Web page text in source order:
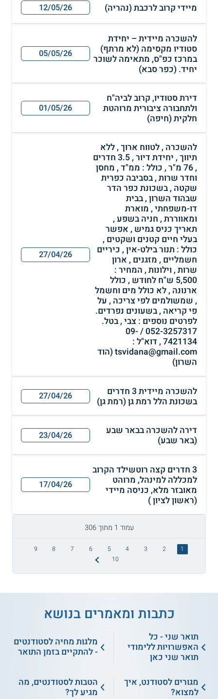
מיידי קרוב לרכבת (נהריה) 12/05/26
להשכרה מיידית – יחידת
סטודיו מקסימה (לא מרתף)
במרכז כפ"ס, מתאימה לשוכר
יחיד. (כפר סבא)
05/05/26
דירת סטודיו, קרוב לביה"ח
ולתחבורה ציבורית מרוהטת
חלקית (חיפה)
01/05/26
להשכרה , לטווח ארוך , ללא
תיווך , יחידת דיור , 3.5 חדרים
, 76 מ"ר , כולל : ממ"ד , מחסן
וחדר שרות , בסביבה כפרית
שקטה , בשכונת כפר הדר
שבהוד השרון , בבית
דו-משפחתי , מוארת
ומאווררת , חניה בשפע ,
תאריך כניס גמיש , אפשר
בעלי חיים קטנים ושקטים ,
כולל : תנור בילט-אין , כיריים
חשמליים , מזגנים , ארון
שרות , וילונות , המחיר :
5,500 ש"ח לחודש , כולל
ארנונה , לא כולל מים וחשמל
, שמשולמים לפי צריכה , על
פי קריאה , בשעונים נפרדים.
לפרטים נוספים : צבי , בטל.
052-3257317 / 09-
7421134 , דוא"ל :
tsvidana@gmail.com (הוד
השרון)
27/04/26
להשכרה מיידית 3 חדרים
בשכונת הלל רמת גן (רמת גן)
27/04/26
דירה להשכרה בבאר שבע
(באר שבע)
23/04/26
3 חדרים קצה רוטשילד הקרוב
למכללה למינהל, מרוהט
מאובזר מלא, כניסה מיידי
(ראשון לציון )
17/04/26
עמוד 1 מתוך 306
1
2
3
4
5
6
7
8
9
10
כתבות ומאמרים בנושא
תואר שני - כל
האפשרויות ללימודי
תואר שני כאן
מלגות מחיה לסטודנטים
- להתקיים בזמן התואר
מגורים לסטודנט, איך
למצוא?
הטבות לסטודנטים, מה
מגיע לך?